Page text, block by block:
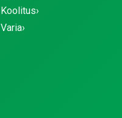
Koolitus
Varia